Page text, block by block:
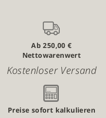
Ab 250,00 €
Nettowarenwert
Kostenloser Versand
Preise sofort kalkulieren